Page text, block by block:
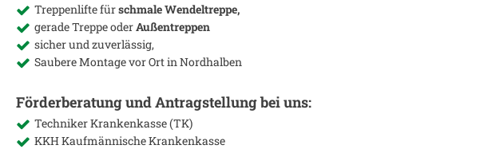
Treppenlifte fürschmale Wendeltreppe,
gerade Treppe oderAußentreppen
sicher und zuverlässig,
Saubere Montage vor Ort in Nordhalben
Förderberatung und Antragstellung bei uns:
Techniker Krankenkasse (TK)
KKH Kaufmännische Krankenkasse